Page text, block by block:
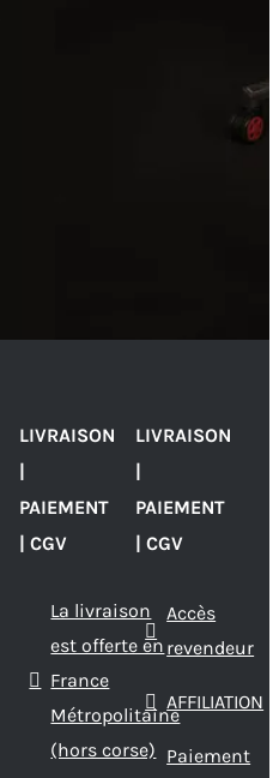
LIVRAISON
|
PAIEMENT
| CGV
La livraison
est offerte en
France
Métropolitaine
(hors corse)
LIVRAISON
|
PAIEMENT
| CGV
Accès
revendeur
AFFILIATION
Paiement